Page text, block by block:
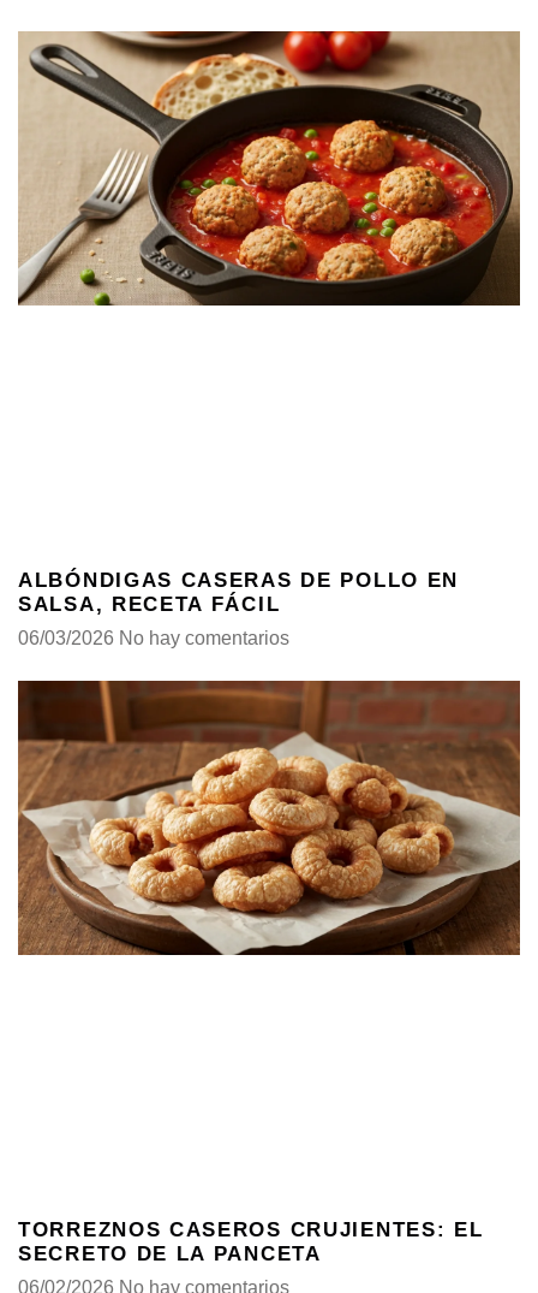
ALBÓNDIGAS CASERAS DE POLLO EN
SALSA, RECETA FÁCIL
06/03/2026 No hay comentarios
TORREZNOS CASEROS CRUJIENTES: EL
SECRETO DE LA PANCETA
06/02/2026 No hay comentarios